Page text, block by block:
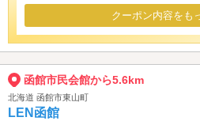
クーポン内容をも
函館市民会館から5.6km
北海道 函館市東山町
LEN函館